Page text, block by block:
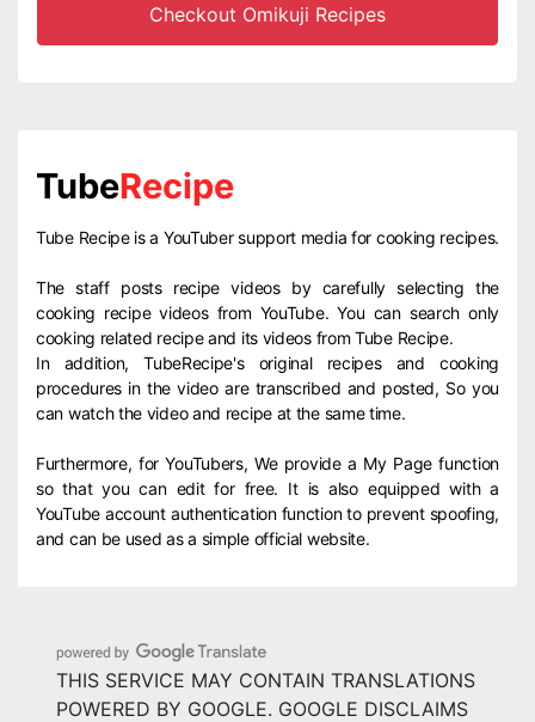
Checkout Omikuji Recipes
TubeRecipe
Tube Recipe is a YouTuber support media for cooking recipes.
The staff posts recipe videos by carefully selecting the
cooking recipe videos from YouTube. You can search only
cooking related recipe and its videos from Tube Recipe.
In addition, TubeRecipe's original recipes and cooking
procedures in the video are transcribed and posted, So you
can watch the video and recipe at the same time.
Furthermore, for YouTubers, We provide a My Page function
so that you can edit for free. It is also equipped with a
YouTube account authentication function to prevent spoofing,
and can be used as a simple official website.
THIS SERVICE MAY CONTAIN TRANSLATIONS
POWERED BY GOOGLE. GOOGLE DISCLAIMS